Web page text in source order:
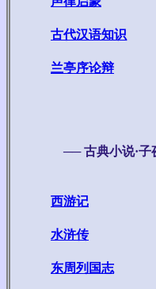
古代汉语知识
兰亭序论辩
──古典小说·子
西游记
水浒传
东周列国志